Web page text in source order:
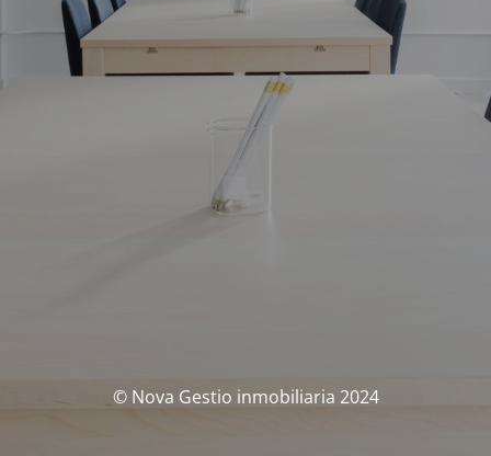
© Nova Gestio inmobiliaria 2024